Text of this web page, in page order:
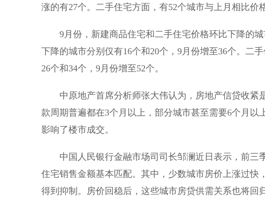
涨的有27个。二手住宅方面，有52个城市与上月相比价
9月份，新建商品住宅和二手住宅价格环比下降的
下降的城市分别仅有16个和20个，9月份增至36个。二
26个和34个，9月份增至52个。
中原地产首席分析师张大伟认为，房地产信贷收
款周期普遍都在3个月以上，部分城市甚至需要6个月以
影响了楼市成交。
中国人民银行金融市场司司长邹澜近日表示，前
住宅销售金额基本匹配。其中，少数城市房价上涨过
得到抑制。房价回稳后，这些城市房贷供需关系也将回